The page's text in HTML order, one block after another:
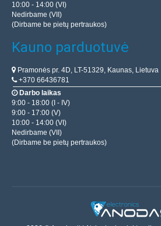
10:00 - 14:00 (VI)
Nedirbame (VII)
(Dirbame be pietų pertraukos)
Kauno parduotuvė
Pramonės pr. 4D, LT-51329, Kaunas, Lietuva
+370 66436781
Darbo laikas
9:00 - 18:00 (I - IV)
9:00 - 17:00 (V)
10:00 - 14:00 (VI)
Nedirbame (VII)
(Dirbame be pietų pertraukos)